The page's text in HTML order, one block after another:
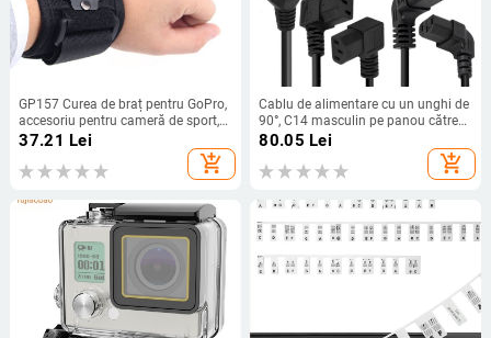
GP157 Curea de braț pentru GoPro,
accesoriu pentru cameră de sport,
material PC
37.21 Lei
add_shopping_cart
Cablu de alimentare cu un unghi de
90°, C14 masculin pe panou către
C13 feminin, miez de cupru 0,75
80.05 Lei
add_shopping_cart